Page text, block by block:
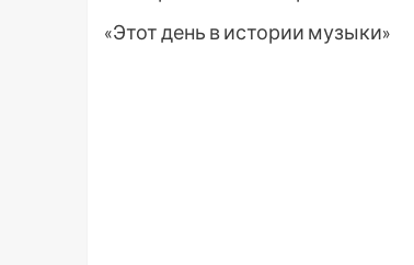
«Этот день в истории музыки»